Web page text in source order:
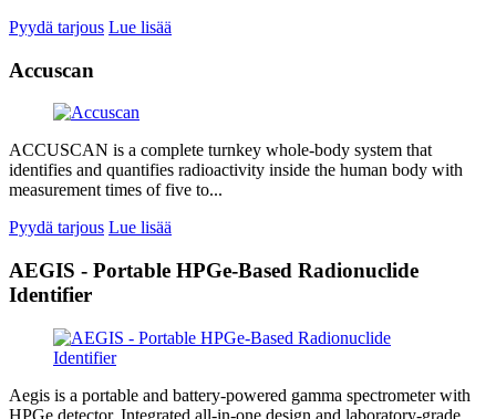
Pyydä tarjous Lue lisää
Accuscan
ACCUSCAN is a complete turnkey whole-body system that
identifies and quantifies radioactivity inside the human body with
measurement times of five to...
Pyydä tarjous Lue lisää
AEGIS - Portable HPGe-Based Radionuclide
Identifier
Aegis is a portable and battery-powered gamma spectrometer with
HPGe detector. Integrated all-in-one design and laboratory-grade